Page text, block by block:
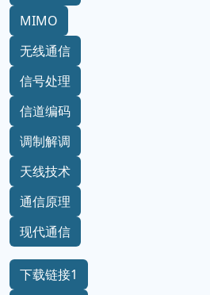
MIMO
无线通信
信号处理
信道编码
调制解调
天线技术
通信原理
现代通信
下载链接1